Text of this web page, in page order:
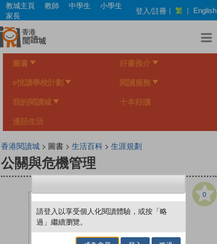
Skip
main
content
教城主頁 教師 中學生
小學生
家長
登入/註冊 | 繁 | English
圖書 好書推介
e悅讀學校計劃 閱讀服務
我的閱讀城 十本好讀
漫話生活
香港閱讀城> 圖書 > 生活百科> 生涯規劃
公關與危機管理
0
請登入以享受個人化閱讀體驗，或按「略
過」繼續瀏覽。